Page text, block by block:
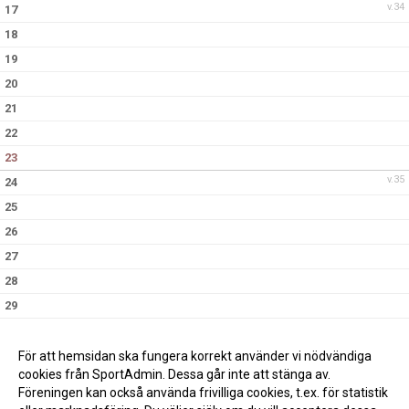
v.34
17
18
19
20
21
22
23
v.35
24
25
26
27
28
29
För att hemsidan ska fungera korrekt använder vi nödvändiga
cookies från SportAdmin. Dessa går inte att stänga av.
Föreningen kan också använda frivilliga cookies, t.ex. för statistik